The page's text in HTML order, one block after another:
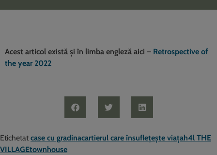
Acest articol există și în limba engleză aici – Retrospective of
the year 2022
Etichetat case cu gradinacartierul care însuflețește viațah4l THE
VILLAGEtownhouse